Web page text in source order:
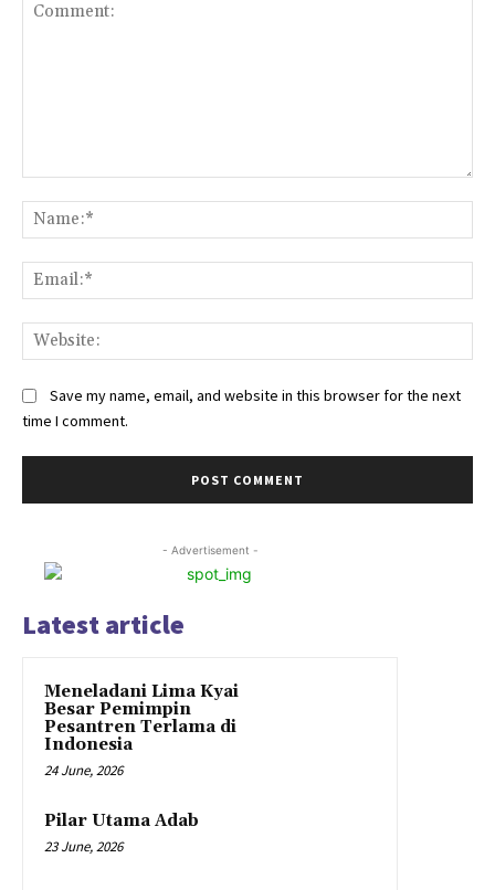
Save my name, email, and website in this browser for the next
time I comment.
- Advertisement -
Latest article
Meneladani Lima Kyai
Besar Pemimpin
Pesantren Terlama di
Indonesia
24 June, 2026
Pilar Utama Adab
23 June, 2026